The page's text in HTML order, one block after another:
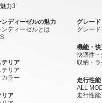
魅力3
ンディーゼルの魅力
ンディーゼルとは
テリア
テリア
ラー
リア
グレード
グレード
機能・
快適性
収納・
走行性能
ALL
走行性能